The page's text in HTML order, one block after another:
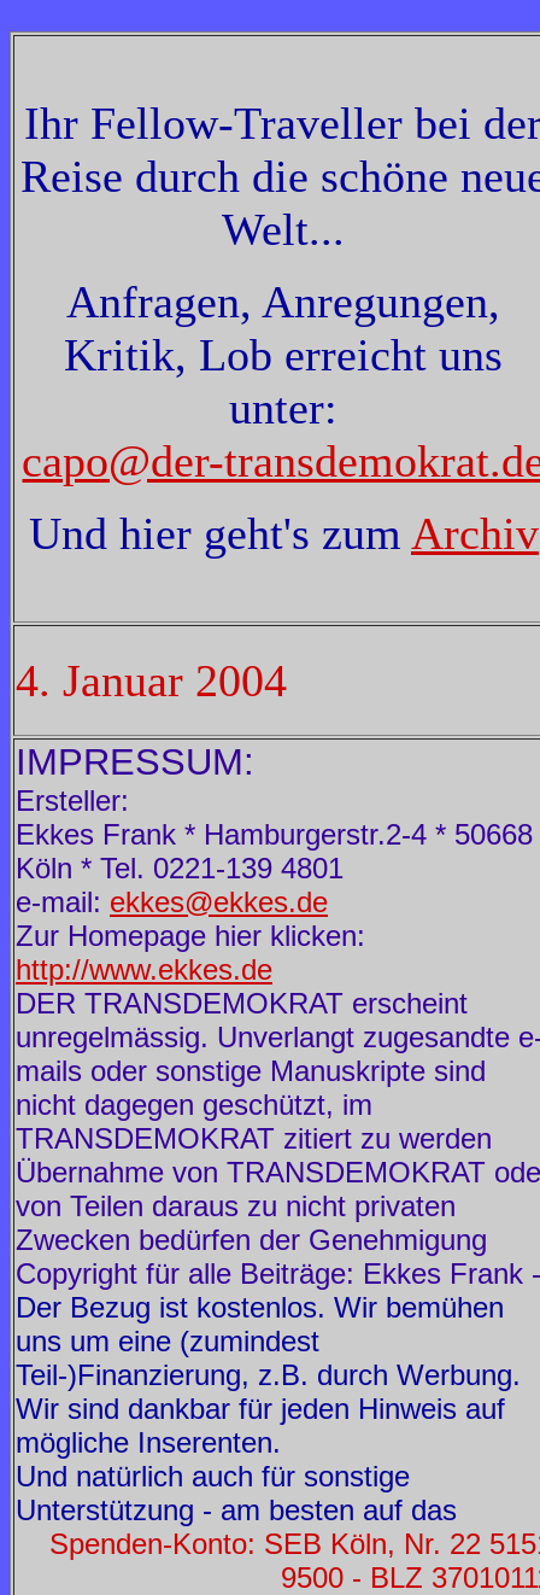
Ihr Fellow-Traveller bei
Reise durch die schöne
Welt...
Anfragen, Anregungen,
Kritik, Lob erreicht uns
unter:
capo@der-
Und hier geht's zum Archiv
4. Januar 2004
IMPRESSUM:
Ersteller:
Ekkes Frank * Hamburgerstr.2-4 * 50668
Köln * Tel. 0221-139 4801
e-mail: ekkes@ekkes.de
Zur Homepage hier klicken:
http://www.ekkes.de
DER TRANSDEMOKRAT erscheint
unregelmässig. Unverlangt zugesandte
mails oder sonstige Manuskripte sind
nicht dagegen geschützt, im
TRANSDEMOKRAT zitiert zu werden
Übernahme von TRANSDEMOKRAT
von Teilen daraus zu nicht privaten
Zwecken bedürfen der Genehmigung
Copyright für alle Beiträge: Ekkes Frank -
Der Bezug ist kostenlos. Wir bemühen
uns um eine (zumindest
Teil-)Finanzierung, z.B. durch Werbung.
Wir sind dankbar für jeden Hinweis auf
mögliche Inserenten.
Und natürlich auch für sonstige
Unterstützung - am besten auf das
Spenden-Konto: SEB Köln, Nr. 22
9500 - BLZ